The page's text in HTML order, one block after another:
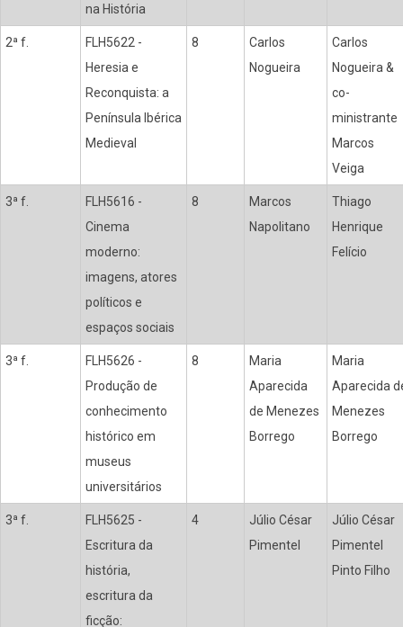
na História
2ª f.
FLH5622 -
Heresia e
Reconquista: a
Península Ibérica
Medieval
8
Carlos
Nogueira
Carlos
Nogueira &
co-
ministrante
Marcos
Veiga
3ª f.
FLH5616 -
Cinema
moderno:
imagens, atores
políticos e
espaços sociais
8
Marcos
Napolitano
Thiago
Henrique
Felício
3ª f.
FLH5626 -
Produção de
conhecimento
histórico em
museus
universitários
8
Maria
Aparecida
de Menezes
Borrego
Maria
Aparecida
Menezes
Borrego
3ª f.
FLH5625 -
Escritura da
história,
escritura da
ficção:
4
Júlio César
Pimentel
Júlio César
Pimentel
Pinto Filho